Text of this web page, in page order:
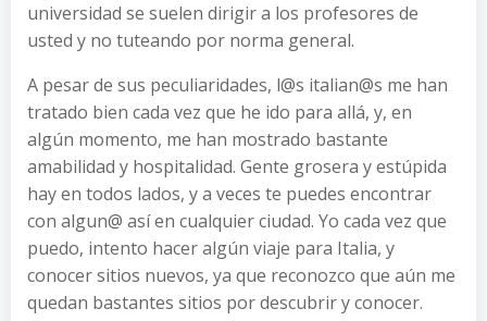
universidad se suelen dirigir a los profesores de
usted y no tuteando por norma general.
A pesar de sus peculiaridades, l@s italian@s me han
tratado bien cada vez que he ido para allá, y, en
algún momento, me han mostrado bastante
amabilidad y hospitalidad. Gente grosera y estúpida
hay en todos lados, y a veces te puedes encontrar
con algun@ así en cualquier ciudad. Yo cada vez que
puedo, intento hacer algún viaje para Italia, y
conocer sitios nuevos, ya que reconozco que aún me
quedan bastantes sitios por descubrir y conocer.